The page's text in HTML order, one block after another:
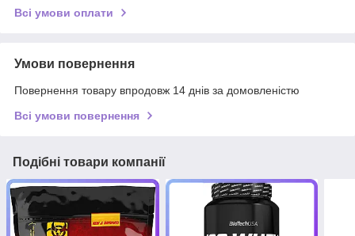
Всі умови оплати
Умови повернення
Повернення товару впродовж 14 днів за домовленістю
Всі умови повернення
Подібні товари компанії